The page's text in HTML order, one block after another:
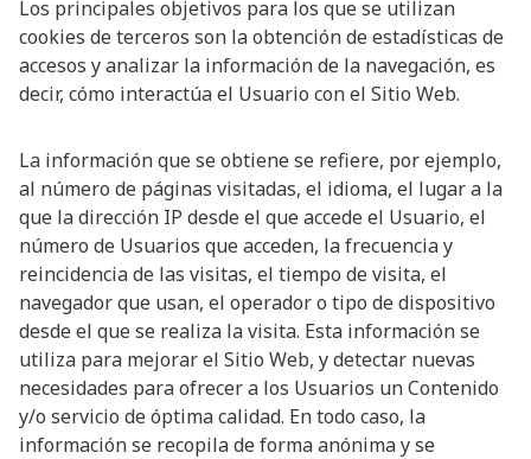
Los principales objetivos para los que se utilizan
cookies de terceros son la obtención de estadísticas de
accesos y analizar la información de la navegación, es
decir, cómo interactúa el Usuario con el Sitio Web.
La información que se obtiene se refiere, por ejemplo,
al número de páginas visitadas, el idioma, el lugar a la
que la dirección IP desde el que accede el Usuario, el
número de Usuarios que acceden, la frecuencia y
reincidencia de las visitas, el tiempo de visita, el
navegador que usan, el operador o tipo de dispositivo
desde el que se realiza la visita. Esta información se
utiliza para mejorar el Sitio Web, y detectar nuevas
necesidades para ofrecer a los Usuarios un Contenido
y/o servicio de óptima calidad. En todo caso, la
información se recopila de forma anónima y se